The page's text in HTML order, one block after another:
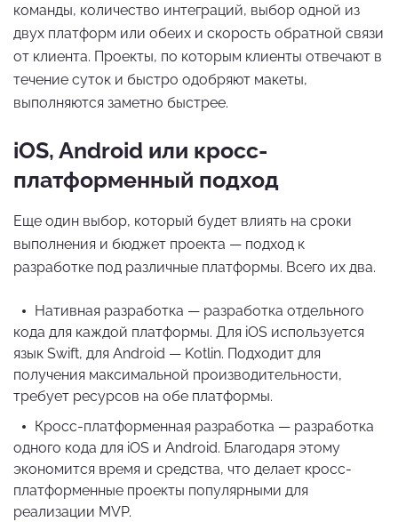
команды, количество интеграций, выбор одной из
двух платформ или обеих и скорость обратной связи
от клиента. Проекты, по которым клиенты отвечают в
течение суток и быстро одобряют макеты,
выполняются заметно быстрее.
iOS, Android или кросс-
платформенный подход
Еще один выбор, который будет влиять на сроки
выполнения и бюджет проекта — подход к
разработке под различные платформы. Всего их два.
Нативная разработка — разработка отдельного
кода для каждой платформы. Для iOS используется
язык Swift, для Android — Kotlin. Подходит для
получения максимальной производительности,
требует ресурсов на обе платформы.
Кросс-платформенная разработка — разработка
одного кода для iOS и Android. Благодаря этому
экономится время и средства, что делает кросс-
платформенные проекты популярными для
реализации MVP.